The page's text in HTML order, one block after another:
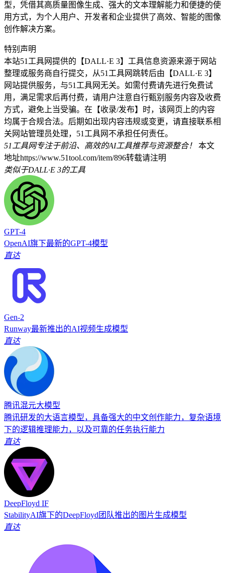
型，凭借其高质量图像生成、强大的文本理解能力和便捷的使
用方式，为个人用户、开发者和企业提供了高效、智能的图像
创作解决方案。
特别声明
本站51工具网提供的【DALL·E 3】工具信息资源来源于网站
整理或服务商自行提交，从51工具网跳转后由【DALL·E 3】
网站提供服务，与51工具网无关。如需付费请先进行免费试
用，满足需求后再付费，请用户注意自行甄别服务内容及收费
方式，避免上当受骗。在【收录/发布】时，该网页上的内容
均属于合规合法。后期如出现内容违规或变更，请直接联系相
关网站管理员处理，51工具网不承担任何责任。
51工具网专注于前沿、高效的AI工具推荐与资源整合！
本文
地址https://www.51tool.com/item/896转载请注明
类似于DALL·E 3的工具
GPT-4
OpenAI旗下最新的GPT-4模型
直达
Gen-2
Runway最新推出的AI视频生成模型
直达
腾讯混元大模型
腾讯研发的大语言模型，具备强大的中文创作能力，复杂语境
下的逻辑推理能力，以及可靠的任务执行能力
直达
DeepFloyd IF
StabilityAI旗下的DeepFloyd团队推出的图片生成模型
直达